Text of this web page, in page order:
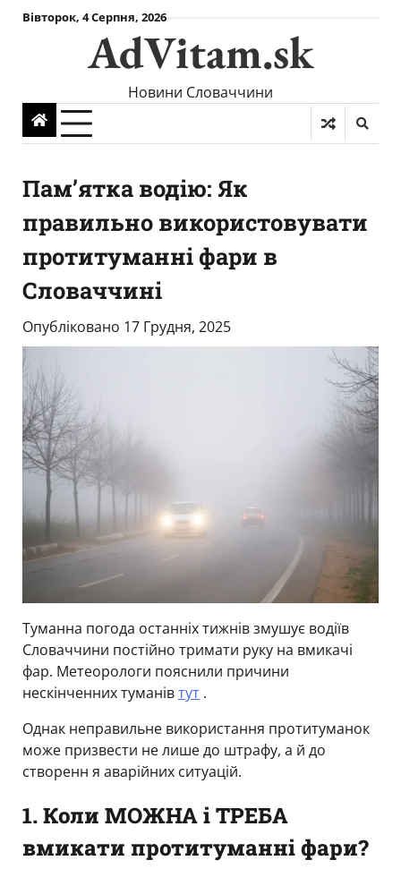
Skip
Вівторок, 4 Серпня, 2026
AdVitam.sk
Новини Словаччини
Пам’ятка водію: Як
правильно використовувати
протитуманні фари в
Словаччині
Опубліковано 17 Грудня, 2025
Туманна погода останніх тижнів змушує водіїв
Словаччини постійно тримати руку на вмикачі
фар. Метеорологи пояснили причини
нескінченних туманівтут .
Однак неправильне використання протитуманок
може призвести не лише до штрафу, а й до
створенн я аварійних ситуацій.
1. Коли МОЖНА і ТРЕБА
вмикати протитуманні фари?